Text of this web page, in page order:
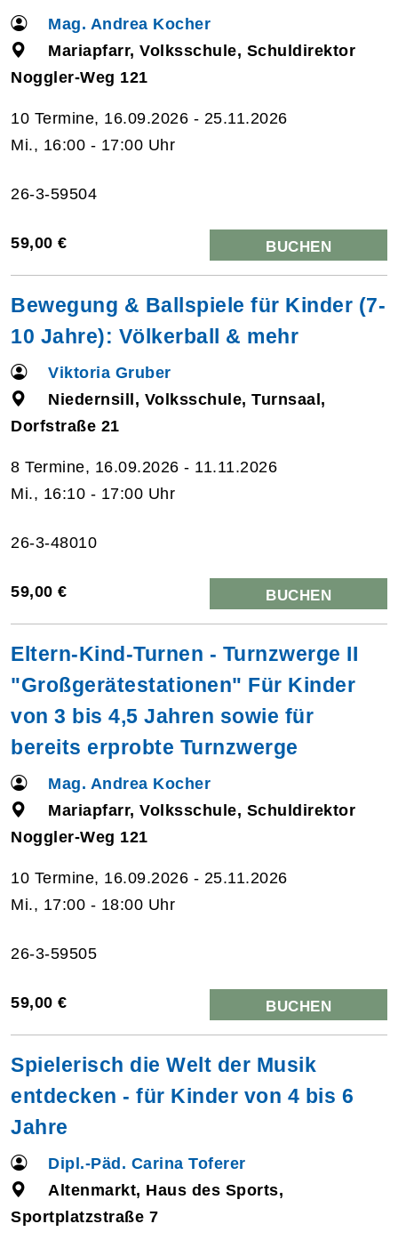
Mag. Andrea Kocher
Mariapfarr, Volksschule, Schuldirektor
Noggler-Weg 121
10 Termine, 16.09.2026 - 25.11.2026
Mi., 16:00 - 17:00 Uhr
26-3-59504
59,00 € BUCHEN
Bewegung & Ballspiele für Kinder (7-
10 Jahre): Völkerball & mehr
Viktoria Gruber
Niedernsill, Volksschule, Turnsaal,
Dorfstraße 21
8 Termine, 16.09.2026 - 11.11.2026
Mi., 16:10 - 17:00 Uhr
26-3-48010
59,00 € BUCHEN
Eltern-Kind-Turnen - Turnzwerge II
"Großgerätestationen" Für Kinder
von 3 bis 4,5 Jahren sowie für
bereits erprobte Turnzwerge
Mag. Andrea Kocher
Mariapfarr, Volksschule, Schuldirektor
Noggler-Weg 121
10 Termine, 16.09.2026 - 25.11.2026
Mi., 17:00 - 18:00 Uhr
26-3-59505
59,00 € BUCHEN
Spielerisch die Welt der Musik
entdecken - für Kinder von 4 bis 6
Jahre
Dipl.-Päd. Carina Toferer
Altenmarkt, Haus des Sports,
Sportplatzstraße 7